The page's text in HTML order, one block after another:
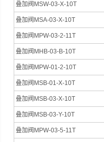
叠加阀MSW-03-X-10T
叠加阀MSA-03-X-10T
叠加阀MPW-03-2-11T
叠加阀MHB-03-B-10T
叠加阀MPW-01-2-10T
叠加阀MSB-01-X-10T
叠加阀MSB-03-X-10T
叠加阀MSB-03-Y-10T
叠加阀MPW-03-5-11T